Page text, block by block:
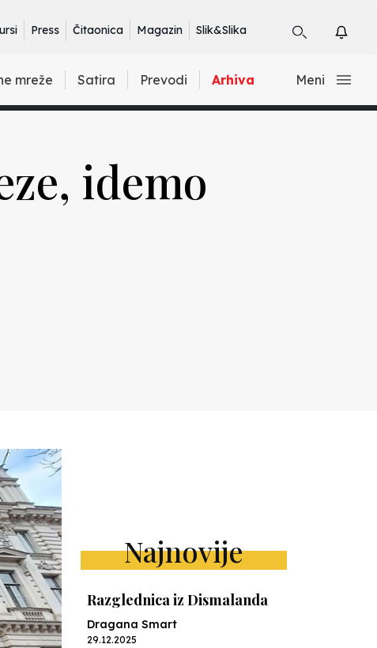
Press Čitaonica Magazin Slik&Slika
mreže Satira Prevodi Arhiva Meni
idemo
Najnovije
Razglednica iz Dismalanda
Dragana Smart
29.12.2025